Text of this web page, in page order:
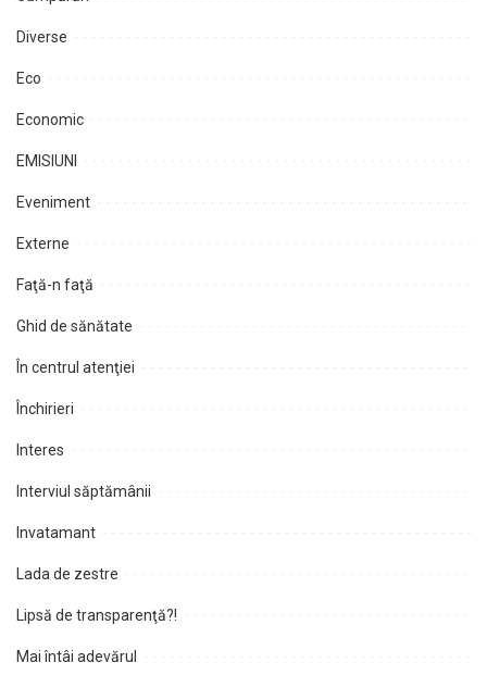
Diverse
Eco
Economic
EMISIUNI
Eveniment
Externe
Faţă-n faţă
Ghid de sănătate
În centrul atenţiei
Închirieri
Interes
Interviul săptămânii
Invatamant
Lada de zestre
Lipsă de transparenţă?!
Mai întâi adevărul